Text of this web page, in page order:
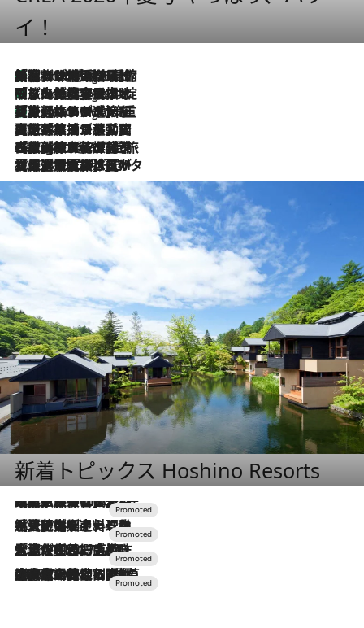
イ！
9 Hours Ago
「荷物が増えるほど旅ストレスは増す」美容ジャーナリストがたどり着いた最終結論。“化粧品を劇的に減らす”感動の凝縮美容とは
9 Hours Ago
「旅先には金髪ウィッグを持参」日本と同じメイクでは損してる!? 美容ジャーナリストが提案する“掟破りの旅美容”とは
9 Hours Ago
【厳選旅コスメ】「身軽さ＆UV対策重視！」ヘアアーティストshucoが選んだ夏旅ベストコスメを発表【Mサイズジップ】
2026.8.5
【厳選旅コスメ】国内をあちこち移動する河井菜摘が選んだ夏旅ベストコスメ発表！「リラックスアイテムはマスト」【Mサイズジップ】
2026.8.4
【厳選旅コスメ】「紫外線＆乾燥対策しながらメイク感も！」ヘア＆メイクGeorgeが選んだ夏旅ベストコスメを発表！【Mサイズジップ】
2026.8.3
【厳選旅コスメ】「保湿もタイパ重視！」“サウナ好き”タレント清水みさとが愛用する夏旅ベストコスメを発表！【Mサイズジップ】
新着トピックス Hoshino Resorts
2026.7.31
【ホテル帰省】という選択肢をOMOが提案。家族とほどよい距離を保つには「昼は実家、夜は気兼ねなくホテルで！」
2026.7.24
【夏限定ディナーコース】旬を迎える稚鮎や花ズッキーニなどをイタリア・トスカーナの郷土料理の手法で満喫！
2026.7.17
「土佐和ハーブかき氷」がOMO7高知に登場！生姜、山椒、大葉など目にも舌にも涼を呼ぶ郷土の味
2026.7.10
NEW OPEN！【界 草津】名湯の地に誕生。趣の異なる2種の温泉と上州ならではの会席・蕎麦割烹など美食を味わう究極の癒やし旅